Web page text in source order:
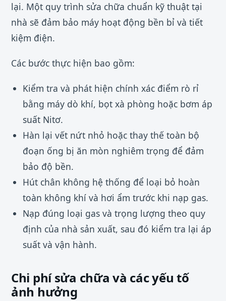
lại. Một quy trình sửa chữa chuẩn kỹ thuật tại
nhà sẽ đảm bảo máy hoạt động bền bỉ và tiết
kiệm điện.
Các bước thực hiện bao gồm:
Kiểm tra và phát hiện chính xác điểm rò rỉ
bằng máy dò khí, bọt xà phòng hoặc bơm áp
suất Nitơ.
Hàn lại vết nứt nhỏ hoặc thay thế toàn bộ
đoạn ống bị ăn mòn nghiêm trọng để đảm
bảo độ bền.
Hút chân không hệ thống để loại bỏ hoàn
toàn không khí và hơi ẩm trước khi nạp gas.
Nạp đúng loại gas và trọng lượng theo quy
định của nhà sản xuất, sau đó kiểm tra lại áp
suất và vận hành.
Chi phí sửa chữa và các yếu tố
ảnh hưởng